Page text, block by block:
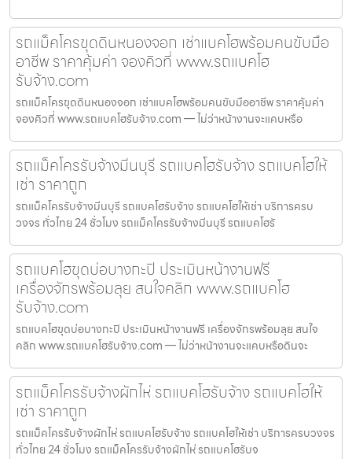
รถแม็คโครขุดดินหนองจอก เช่าแบคโฮพร้อมคนขับมือ
อาชีพ ราคาคุ้มค่า จองคิวที่ www.รถแบคโฮ
รับจ้าง.com
รถแม็คโครขุดดินหนองจอก เช่าแบคโฮพร้อมคนขับมืออาชีพ ราคาคุ้มค่า
จองคิวที่ www.รถแบคโฮรับจ้าง.com — ไม่ว่าหน้างานจะแคบหรือ
รถแม็คโครรับจ้างมีนบุรี รถแบคโฮรับจ้าง รถแบคโฮให้
เช่า ราคาถูก
รถแม็คโครรับจ้างมีนบุรี รถแบคโฮรับจ้าง รถแบคโฮให้เช่า บริการครบ
วงจร ทั่วไทย 24 ชั่วโมง รถแม็คโครรับจ้างมีนบุรี รถแบคโฮรั
รถแบคโฮขุดบ่อบางกะปิ ประเมินหน้างานฟรี
เครื่องจักรพร้อมลุย สนใจคลิก www.รถแบคโฮ
รับจ้าง.com
รถแบคโฮขุดบ่อบางกะปิ ประเมินหน้างานฟรี เครื่องจักรพร้อมลุย สนใจ
คลิก www.รถแบคโฮรับจ้าง.com — ไม่ว่าหน้างานจะแคบหรือดินจะ
รถแม็คโครรับจ้างผักไห่ รถแบคโฮรับจ้าง รถแบคโฮให้
เช่า ราคาถูก
รถแม็คโครรับจ้างผักไห่ รถแบคโฮรับจ้าง รถแบคโฮให้เช่า บริการครบวงจร
ทั่วไทย 24 ชั่วโมง รถแม็คโครรับจ้างผักไห่ รถแบคโฮรับจ